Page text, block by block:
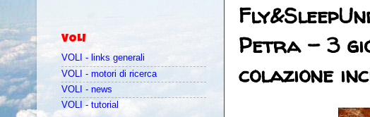
Petra - 3
colazione
VOLI
VOLI - links generali
VOLI - motori di ricerca
VOLI - news
VOLI - tutorial